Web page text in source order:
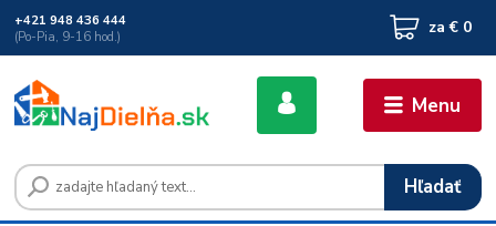
Menu
Hľadať
+421 948 436 444
(Po-Pia, 9-16 hod.)
za € 0